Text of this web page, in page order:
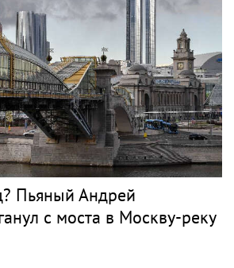
Пьяный Андрей
с моста в Москву-реку